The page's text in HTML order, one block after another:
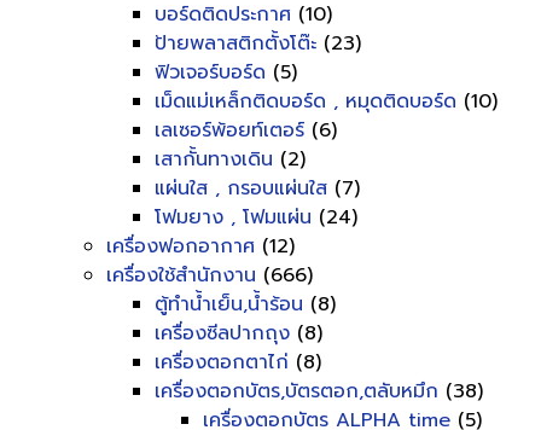
บอร์ดติดประกาศ (10)
ป้ายพลาสติกตั้งโต๊ะ (23)
ฟิวเจอร์บอร์ด (5)
เม็ดแม่เหล็กติดบอร์ด , หมุดติดบอร์ด (10)
เลเซอร์พ้อยท์เตอร์ (6)
เสากั้นทางเดิน (2)
แผ่นใส , กรอบแผ่นใส (7)
โฟมยาง , โฟมแผ่น (24)
เครื่องฟอกอากาศ (12)
เครื่องใช้สำนักงาน (666)
ตู้ทำน้ำเย็น,น้ำร้อน (8)
เครื่องซีลปากถุง (8)
เครื่องตอกตาไก่ (8)
เครื่องตอกบัตร,บัตรตอก,ตลับหมึก (38)
เครื่องตอกบัตร ALPHA time (5)